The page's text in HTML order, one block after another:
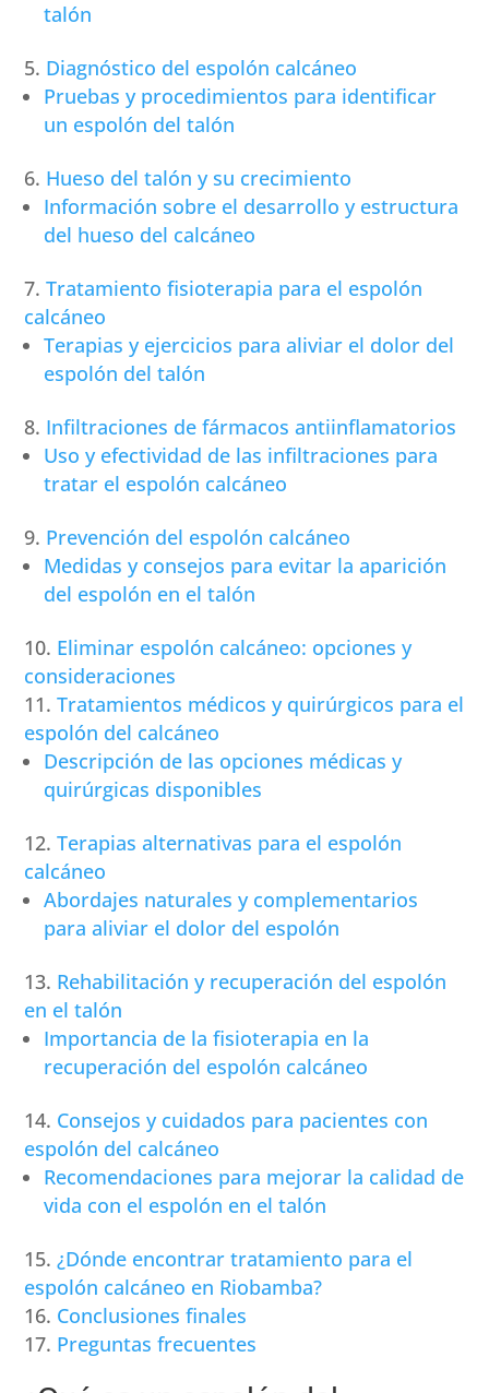
talón
Diagnóstico del espolón calcáneo
Pruebas y procedimientos para identificar
un espolón del talón
Hueso del talón y su crecimiento
Información sobre el desarrollo y estructura
del hueso del calcáneo
Tratamiento fisioterapia para el espolón
calcáneo
Terapias y ejercicios para aliviar el dolor del
espolón del talón
Infiltraciones de fármacos antiinflamatorios
Uso y efectividad de las infiltraciones para
tratar el espolón calcáneo
Prevención del espolón calcáneo
Medidas y consejos para evitar la aparición
del espolón en el talón
Eliminar espolón calcáneo: opciones y
consideraciones
Tratamientos médicos y quirúrgicos para el
espolón del calcáneo
Descripción de las opciones médicas y
quirúrgicas disponibles
Terapias alternativas para el espolón
calcáneo
Abordajes naturales y complementarios
para aliviar el dolor del espolón
Rehabilitación y recuperación del espolón
en el talón
Importancia de la fisioterapia en la
recuperación del espolón calcáneo
Consejos y cuidados para pacientes con
espolón del calcáneo
Recomendaciones para mejorar la calidad de
vida con el espolón en el talón
¿Dónde encontrar tratamiento para el
espolón calcáneo en Riobamba?
Conclusiones finales
Preguntas frecuentes